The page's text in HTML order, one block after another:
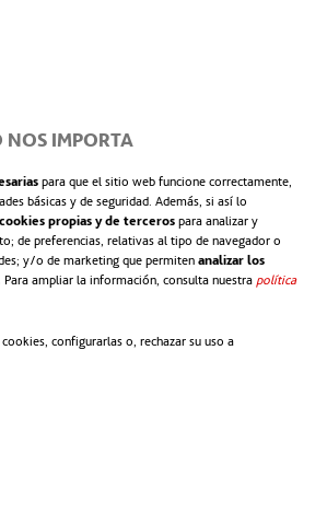
NOS IMPORTA
para que el sitio web funcione correctamente,
básicas y de seguridad. Además, si así lo
cookies propias y de terceros para analizar y
de preferencias, relativas al tipo de navegador o
y/o de marketing que permiten analizar los
Para ampliar la información, consulta nuestra política
configurarlas o, rechazar su uso a